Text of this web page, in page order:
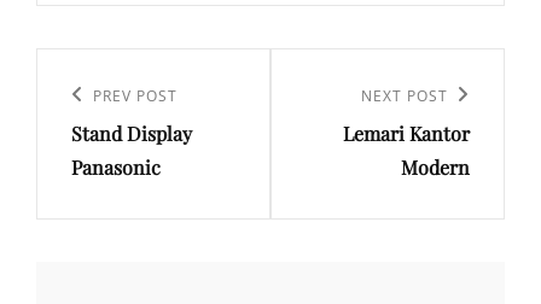
posPrevious
Post
PREV POST
Stand Display
Panasonic
Post
NEXT POST
Lemari Kantor
Modern